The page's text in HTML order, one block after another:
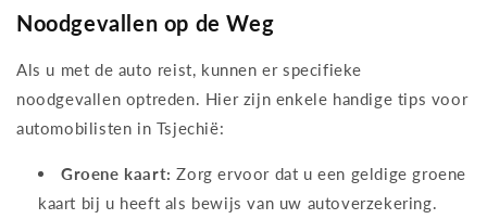
Noodgevallen op de Weg
Als u met de auto reist, kunnen er specifieke
noodgevallen optreden. Hier zijn enkele handige tips voor
automobilisten in Tsjechië:
Groene kaart: Zorg ervoor dat u een geldige groene
kaart bij u heeft als bewijs van uw autoverzekering.